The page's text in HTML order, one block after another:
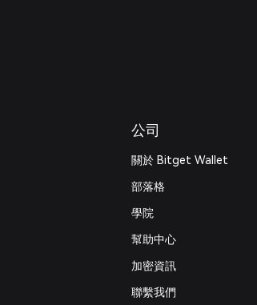
公司
關於 Bitget Wallet
部落格
學院
幫助中心
加密資訊
‌聯繫我們